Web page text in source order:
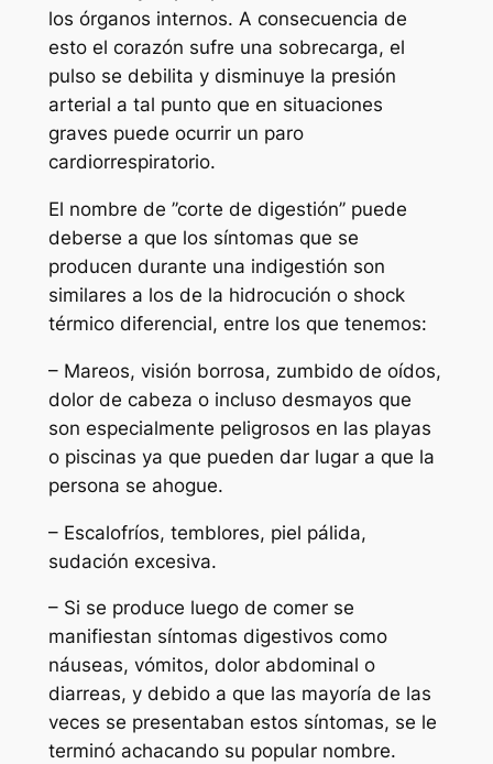
los órganos internos. A consecuencia de
esto el corazón sufre una sobrecarga, el
pulso se debilita y disminuye la presión
arterial a tal punto que en situaciones
graves puede ocurrir un paro
cardiorrespiratorio.
El nombre de ’’corte de digestión’’ puede
deberse a que los síntomas que se
producen durante una indigestión son
similares a los de la hidrocución o shock
térmico diferencial, entre los que tenemos:
– Mareos, visión borrosa, zumbido de oídos,
dolor de cabeza o incluso desmayos que
son especialmente peligrosos en las playas
o piscinas ya que pueden dar lugar a que la
persona se ahogue.
– Escalofríos, temblores, piel pálida,
sudación excesiva.
– Si se produce luego de comer se
manifiestan síntomas digestivos como
náuseas, vómitos, dolor abdominal o
diarreas, y debido a que las mayoría de las
veces se presentaban estos síntomas, se le
terminó achacando su popular nombre.